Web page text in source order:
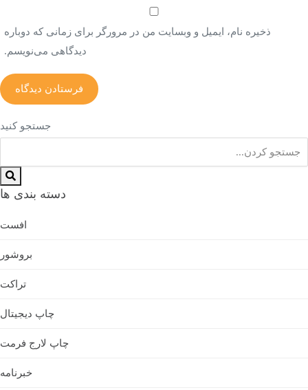
ذخیره نام، ایمیل و وبسایت من در مرورگر برای زمانی که دوباره
دیدگاهی می‌نویسم.
جستجو کنید
دسته بندی ها
افست
بروشور
تراکت
چاپ دیجیتال
چاپ لارج فرمت
خبرنامه